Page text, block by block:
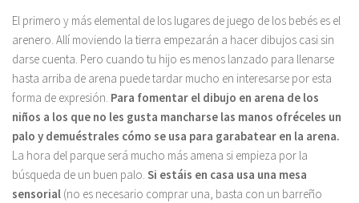
El primero y más elemental de los lugares de juego de los bebés es el
arenero. Allí moviendo la tierra empezarán a hacer dibujos casi sin
darse cuenta. Pero cuando tu hijo es menos lanzado para llenarse
hasta arriba de arena puede tardar mucho en interesarse por esta
forma de expresión. Para fomentar el dibujo en arena de los
niños a los que no les gusta mancharse las manos ofréceles un
palo y demuéstrales cómo se usa para garabatear en la arena.
La hora del parque será mucho más amena si empieza por la
búsqueda de un buen palo. Si estáis en casa usa una mesa
sensorial (no es necesario comprar una, basta con un barreño